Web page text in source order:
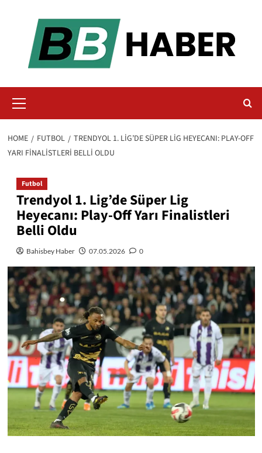
Menu
HOME FUTBOL
TRENDYOL 1. LIG’DE SÜPER LIG HEYECANI: PLAY-OFF
YARI FINALISTLERI BELLI OLDU
Futbol
Trendyol 1. Lig’de Süper Lig
Heyecanı: Play-Off Yarı Finalistleri
Belli Oldu
Bahisbey Haber 07.05.2026 0